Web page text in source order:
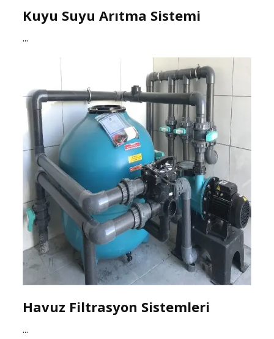
Kuyu Suyu Arıtma Sistemi
...
Havuz Filtrasyon Sistemleri
...